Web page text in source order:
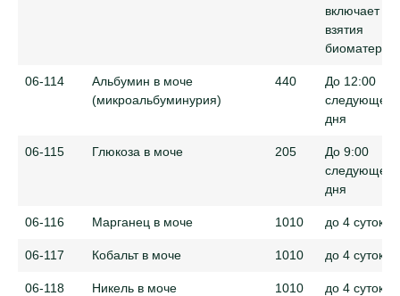
включает
взятия
06-114
Альбумин в моче
(микроальбуминурия)
440
До 12:00
следующего
дня
06-115 Глюкоза в моче 205
До 9:00
следующего
дня
06-116 Марганец в моче 1010 до 4 суток
06-117 Кобальт в моче 1010 до 4 суток
06-118 Никель в моче 1010 до 4 суток